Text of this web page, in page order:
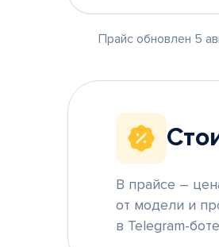
Прайс обновлен 5
В прайсе –
от модели и
в Telegram-